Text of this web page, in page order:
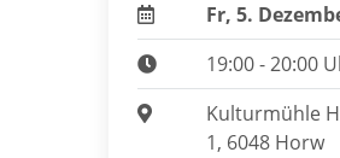
Fr, 5.
19:00 - 20:00
Kulturmühle
1, 6048 Horw